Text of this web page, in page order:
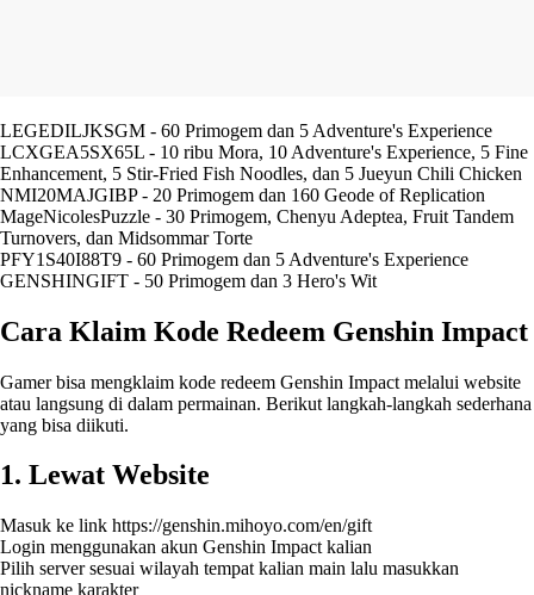
LEGEDILJKSGM - 60 Primogem dan 5 Adventure's Experience
LCXGEA5SX65L - 10 ribu Mora, 10 Adventure's Experience, 5 Fine
Enhancement, 5 Stir-Fried Fish Noodles, dan 5 Jueyun Chili Chicken
NMI20MAJGIBP - 20 Primogem dan 160 Geode of Replication
MageNicolesPuzzle - 30 Primogem, Chenyu Adeptea, Fruit Tandem
Turnovers, dan Midsommar Torte
PFY1S40I88T9 - 60 Primogem dan 5 Adventure's Experience
GENSHINGIFT - 50 Primogem dan 3 Hero's Wit
Cara Klaim Kode Redeem Genshin Impact
Gamer bisa mengklaim kode redeem Genshin Impact melalui website
atau langsung di dalam permainan. Berikut langkah-langkah sederhana
yang bisa diikuti.
1. Lewat Website
Masuk ke link https://genshin.mihoyo.com/en/gift
Login menggunakan akun Genshin Impact kalian
Pilih server sesuai wilayah tempat kalian main lalu masukkan
nickname karakter